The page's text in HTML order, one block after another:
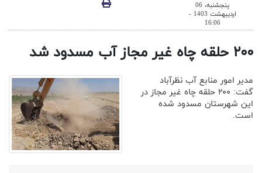
پنجشنبه، 06
اردیبهشت 1403 -
16:06
۲۰۰ حلقه چاه غیر مجاز آب مسدود شد
مدیر امور منابع آب نظرآباد
گفت: ۲۰۰ حلقه چاه غیر مجاز در
این شهرستان مسدود شده
است.